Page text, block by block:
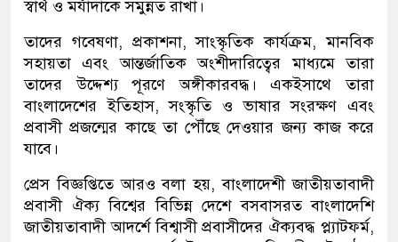
স্বার্থ ও মর্যাদাকে সমুন্নত রাখা।
তাদের গবেষণা, প্রকাশনা, সাংস্কৃতিক কার্যক্রম, মানবিক
সহায়তা এবং আন্তর্জাতিক অংশীদারিত্বের মাধ্যমে তারা
তাদের উদ্দেশ্য পূরণে অঙ্গীকারবদ্ধ। একইসাথে তারা
বাংলাদেশের ইতিহাস, সংস্কৃতি ও ভাষার সংরক্ষণ এবং
প্রবাসী প্রজন্মের কাছে তা পৌঁছে দেওয়ার জন্য কাজ করে
যাবে।
প্রেস বিজ্ঞপ্তিতে আরও বলা হয়, বাংলাদেশী জাতীয়তাবাদী
প্রবাসী ঐক্য বিশ্বের বিভিন্ন দেশে বসবাসরত বাংলাদেশি
জাতীয়তাবাদী আদর্শে বিশ্বাসী প্রবাসীদের ঐক্যবদ্ধ প্ল্যাটফর্ম,